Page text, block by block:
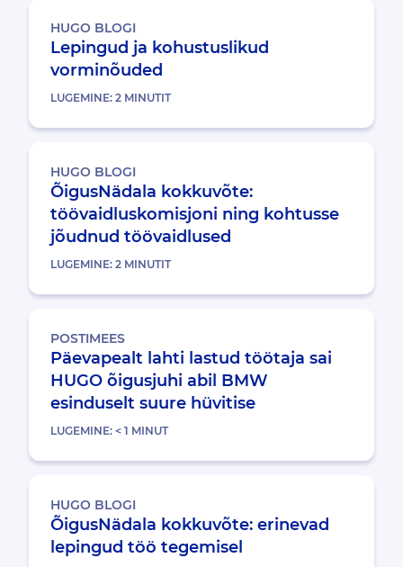
HUGO BLOGI
Lepingud ja kohustuslikud
vorminõuded
LUGEMINE: 2 MINUTIT
HUGO BLOGI
ÕigusNädala kokkuvõte:
töövaidluskomisjoni ning kohtusse
jõudnud töövaidlused
LUGEMINE: 2 MINUTIT
POSTIMEES
Päevapealt lahti lastud töötaja sai
HUGO õigusjuhi abil BMW
esinduselt suure hüvitise
LUGEMINE: < 1 MINUT
HUGO BLOGI
ÕigusNädala kokkuvõte: erinevad
lepingud töö tegemisel